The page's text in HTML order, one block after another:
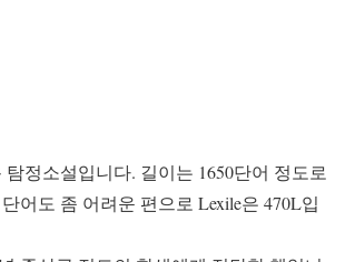
정소설입니다. 길이는 1650단어 정도로
어도 좀 어려운 편으로 Lexile은 470L입